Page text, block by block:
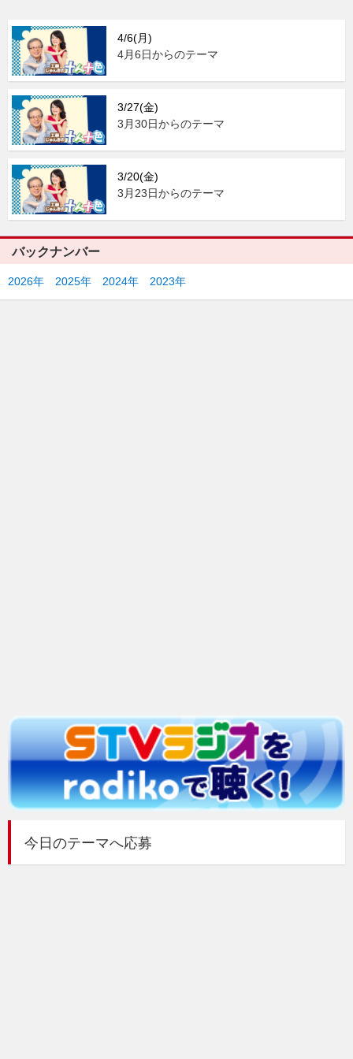
4/6(月)
4月6日からのテーマ
3/27(金)
3月30日からのテーマ
3/20(金)
3月23日からのテーマ
バックナンバー
2026年 2025年 2024年 2023年
今日のテーマへ応募